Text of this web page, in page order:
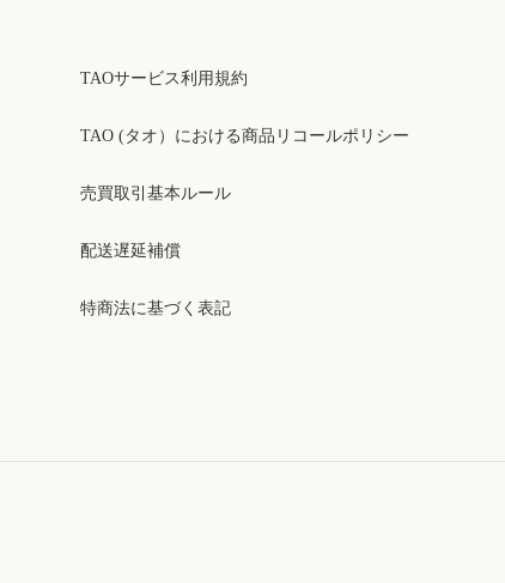
TAOサービス利用規約
TAO (タオ）における商品リコールポリシー
売買取引基本ルール
配送遅延補償
特商法に基づく表記